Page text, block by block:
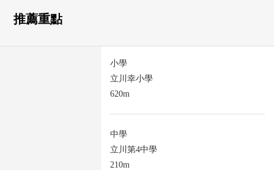
推薦重點
小學
立川幸小學
620m
中學
立川第4中學
210m